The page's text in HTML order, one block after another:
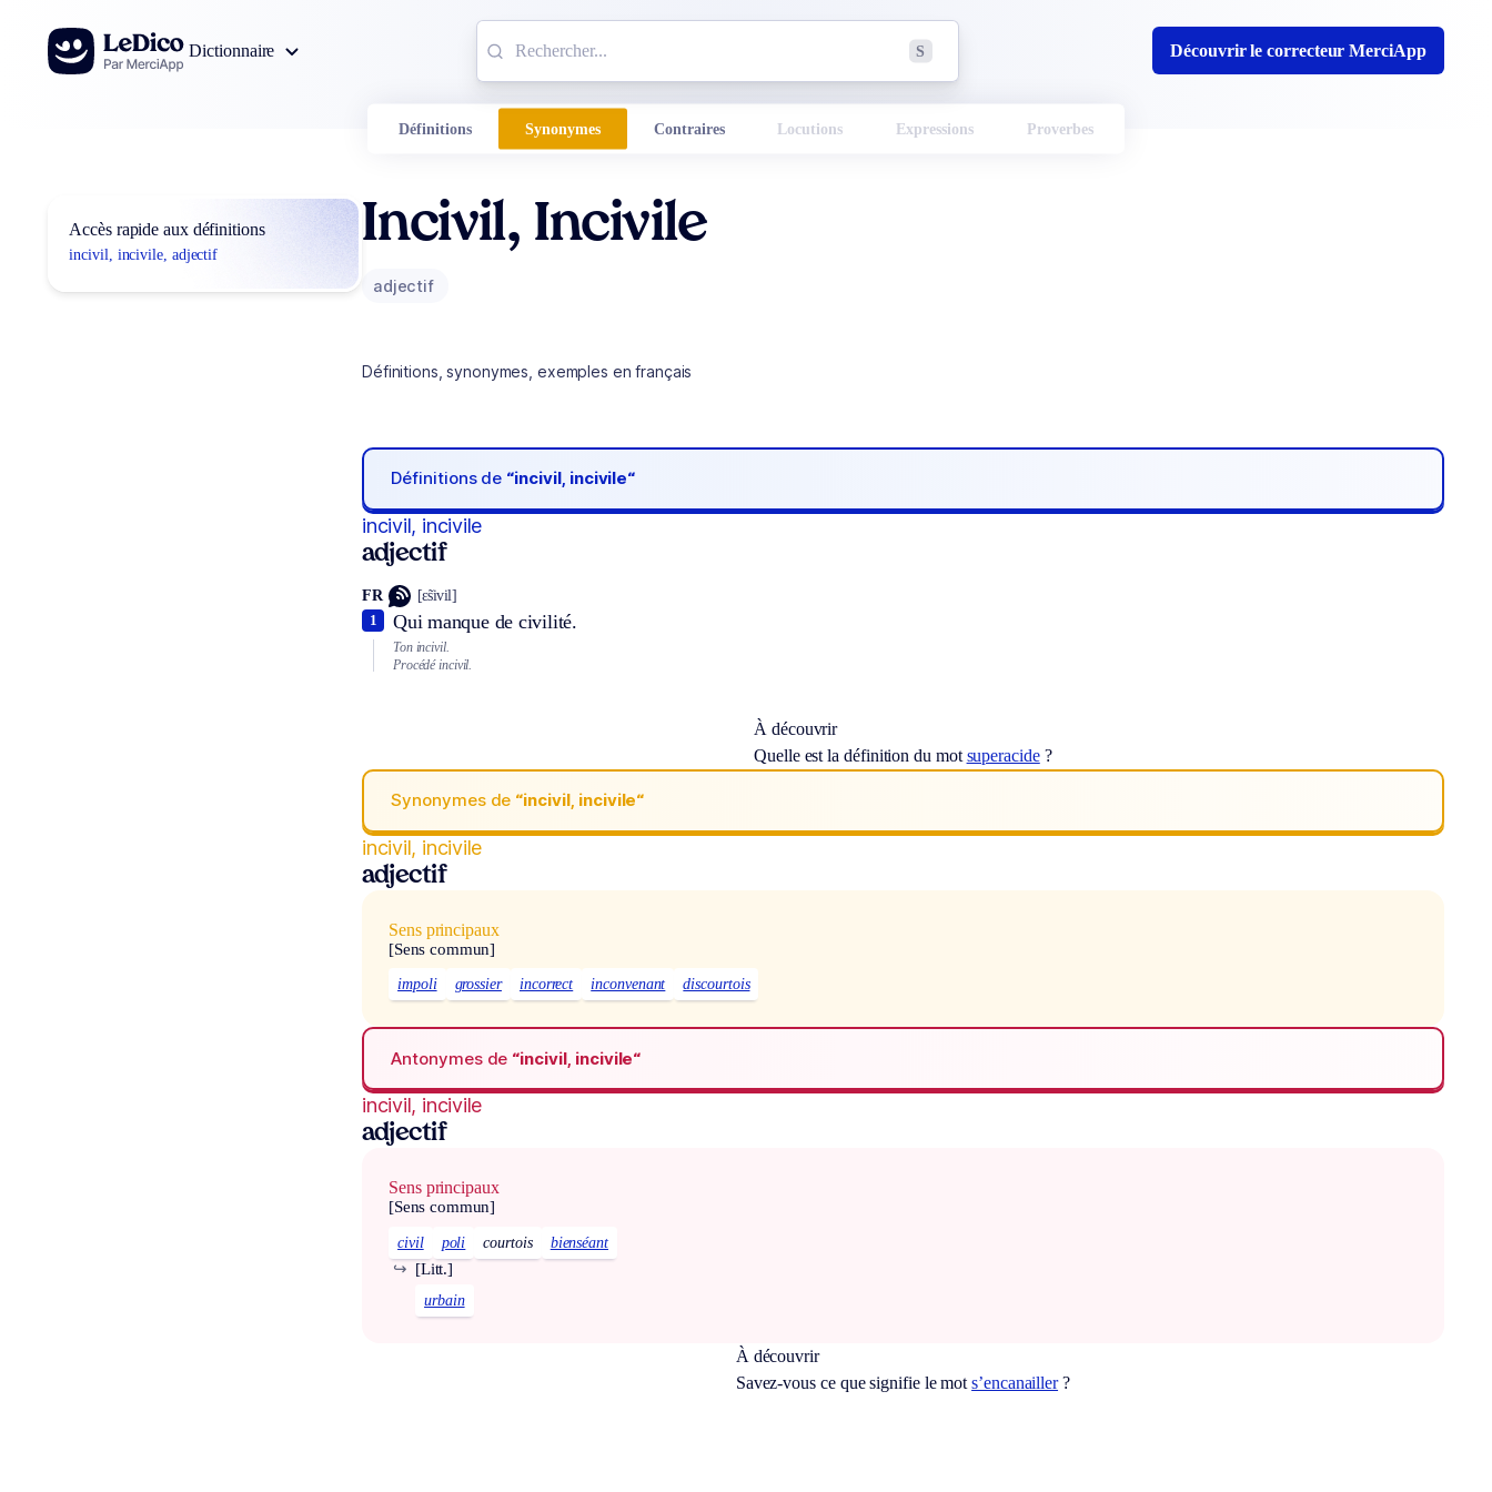
Aller au contenu
Dictionnaire
S Découvrir le correcteur MerciApp
Définitions Synonymes Contraires Locutions Expressions Proverbes
Accès rapide aux définitions
incivil, incivile, adjectif
Incivil, Incivile
adjectif
Définitions, synonymes, exemples en français
Définitions de “incivil, incivile“
incivil, incivile
adjectif
FR [ɛ̃sivil]
Qui manque de civilité.
1
Ton incivil.
Procédé incivil.
À découvrir
Quelle est la définition du mot superacide?
Synonymes de “incivil, incivile“
incivil, incivile
adjectif
Sens principaux
[Sens commun]
impoli grossier incorrect inconvenant discourtois
Antonymes de “incivil, incivile“
incivil, incivile
adjectif
Sens principaux
[Sens commun]
civil poli courtois bienséant
[Litt.]
↪
urbain
À découvrir
Savez-vous ce que signifie le mots’encanailler?